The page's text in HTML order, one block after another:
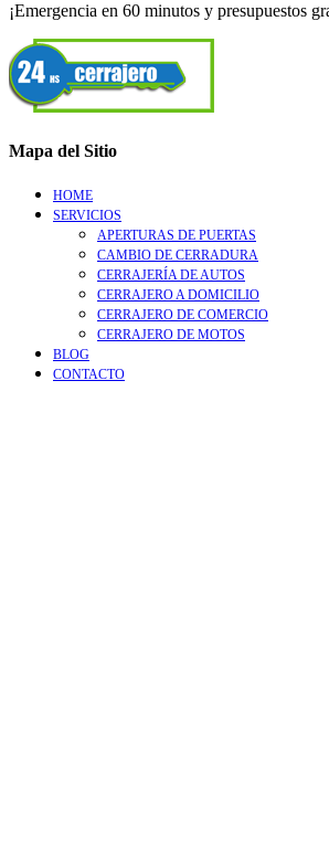
¡Emergencia en 60 minutos y presupuestos
Mapa del Sitio
HOME
SERVICIOS
APERTURAS DE PUERTAS
CAMBIO DE CERRADURA
CERRAJERÍA DE AUTOS
CERRAJERO A DOMICILIO
CERRAJERO DE COMERCIO
CERRAJERO DE MOTOS
BLOG
CONTACTO